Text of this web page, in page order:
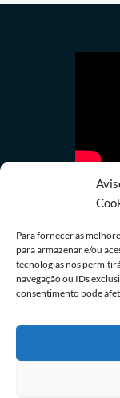
Para fornecer as
para armazenar e/ou
tecnologias nos
navegação ou IDs
consentimento pode
Últimas notícias
Caso Marielle:
Lessa e Élcio
Redação 07/